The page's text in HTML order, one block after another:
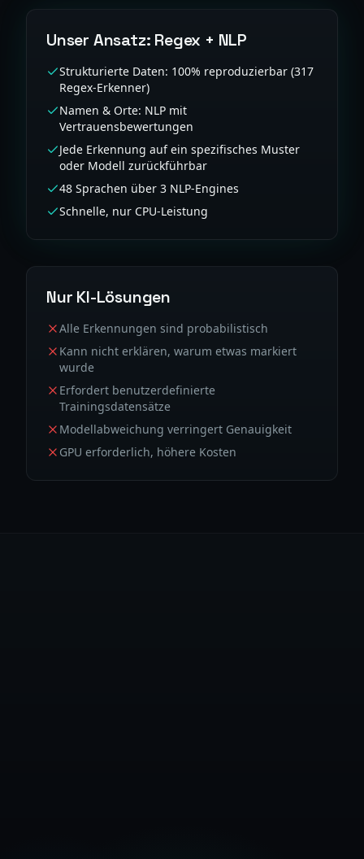
Unser Ansatz: Regex + NLP
Strukturierte Daten: 100% reproduzierbar (317
Regex-Erkenner)
Namen & Orte: NLP mit
Vertrauensbewertungen
Jede Erkennung auf ein spezifisches Muster
oder Modell zurückführbar
48 Sprachen über 3 NLP-Engines
Schnelle, nur CPU-Leistung
Nur KI-Lösungen
Alle Erkennungen sind probabilistisch
Kann nicht erklären, warum etwas markiert
wurde
Erfordert benutzerdefinierte
Trainingsdatensätze
Modellabweichung verringert Genauigkeit
GPU erforderlich, höhere Kosten